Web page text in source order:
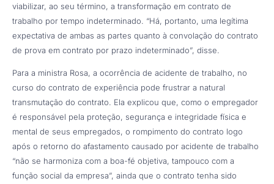
viabilizar, ao seu término, a transformação em contrato de
trabalho por tempo indeterminado. “Há, portanto, uma legítima
expectativa de ambas as partes quanto à convolação do contrato
de prova em contrato por prazo indeterminado”, disse.
Para a ministra Rosa, a ocorrência de acidente de trabalho, no
curso do contrato de experiência pode frustrar a natural
transmutação do contrato. Ela explicou que, como o empregador
é responsável pela proteção, segurança e integridade física e
mental de seus empregados, o rompimento do contrato logo
após o retorno do afastamento causado por acidente de trabalho
“não se harmoniza com a boa-fé objetiva, tampouco com a
função social da empresa”, ainda que o contrato tenha sido